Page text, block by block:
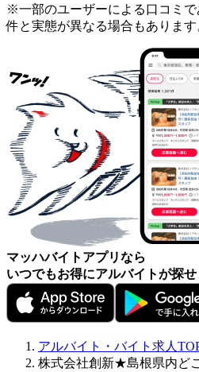
※一部のユーザーによる口コミ
件と実態が異なる場合もあります
マッハバイトアプリなら
いつでもお得にアルバイトが探せ
アルバイト・バイト求人
株式会社創新★島根県内ど